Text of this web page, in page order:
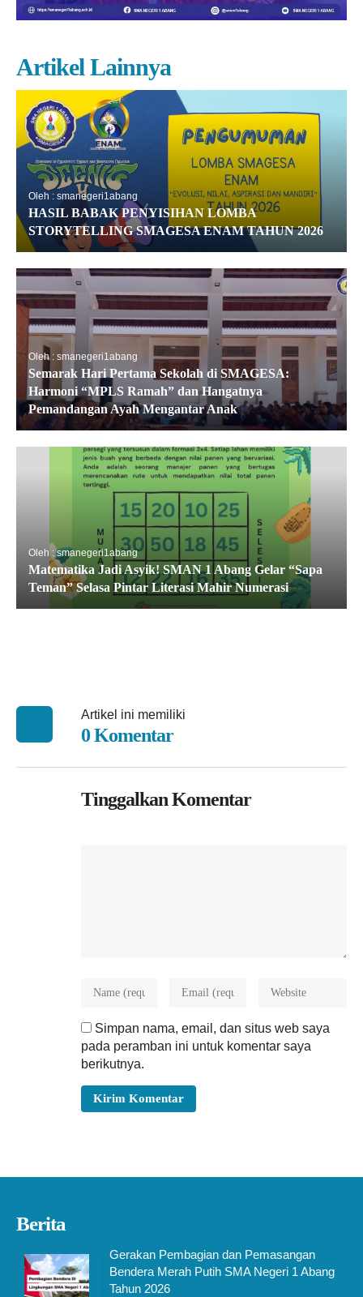
Artikel Lainnya
Oleh : smanegeri1abang
HASIL BABAK PENYISIHAN LOMBA
STORYTELLING SMAGESA ENAM TAHUN 2026
Oleh : smanegeri1abang
Semarak Hari Pertama Sekolah di SMAGESA:
Harmoni “MPLS Ramah” dan Hangatnya
Pemandangan Ayah Mengantar Anak
Oleh : smanegeri1abang
Matematika Jadi Asyik! SMAN 1 Abang Gelar “Sapa
Teman” Selasa Pintar Literasi Mahir Numerasi
Artikel ini memiliki
0 Komentar
Tinggalkan Komentar
Simpan nama, email, dan situs web saya
pada peramban ini untuk komentar saya
berikutnya.
Berita
Gerakan Pembagian dan Pemasangan
Bendera Merah Putih SMA Negeri 1 Abang
Tahun 2026